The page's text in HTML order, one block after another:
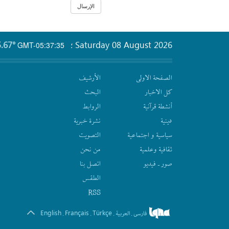
GMT-05:37:35 Saturday 08 August 2026 ؛
الصفحة الاولى
كل الاخبار
أنشطة قرآنیة
دينية
سیاسیة و اجتماعیة
ثقافیة وعلمیة
صور ـ فيديو
الأرشیف
البحث
الروابط
نشرة‌ خبریة
التصويت
من نحن
اتصل بنا
الطقس
RSS
فارسی. العربیة .
Türkçe
.
Français
.
English